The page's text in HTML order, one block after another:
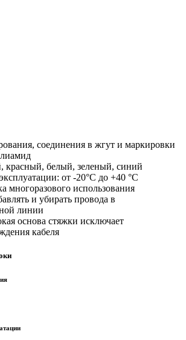
соединения в жгут и маркировки
красный, белый, зеленый, синий
от -20°С до +40 °С
многоразового использования
и убирать провода в
линии
основа стяжки исключает
кабеля